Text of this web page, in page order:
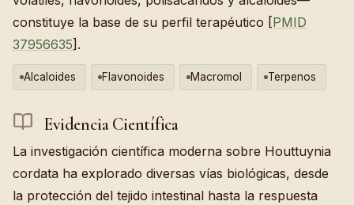
constituye la base de su perfil terapéutico [PMID
37956635].
Alcaloides Flavonoides Macromol Terpenos
Evidencia Científica
La investigación científica moderna sobre Houttuynia
cordata ha explorado diversas vías biológicas, desde
la protección del tejido intestinal hasta la respuesta